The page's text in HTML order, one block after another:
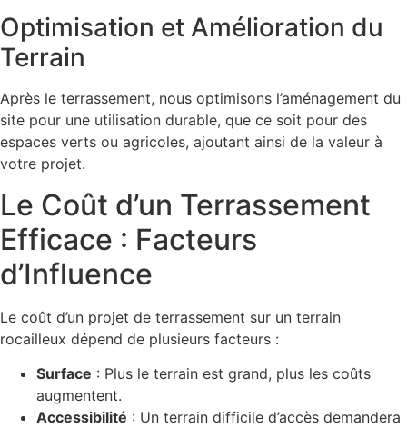
Optimisation et Amélioration du
Terrain
Après le terrassement, nous optimisons l’aménagement du
site pour une utilisation durable, que ce soit pour des
espaces verts ou agricoles, ajoutant ainsi de la valeur à
votre projet.
Le Coût d’un Terrassement
Efficace : Facteurs
d’Influence
Le coût d’un projet de terrassement sur un terrain
rocailleux dépend de plusieurs facteurs :
Surface : Plus le terrain est grand, plus les coûts
augmentent.
Accessibilité : Un terrain difficile d’accès demandera